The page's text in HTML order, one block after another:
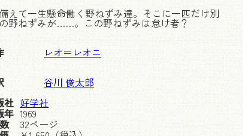
えて一生懸命働く野ねずみ達。そこに一匹だけ別
野ねずみが……。この野ねずみは怠け者？
レオ＝レオニ
谷川 俊太郎
社 好学社
年 1969
32ページ